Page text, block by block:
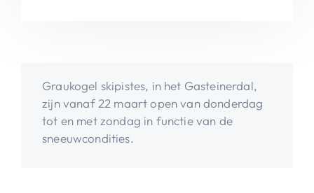
Graukogel skipistes, in het Gasteinerdal,
zijn vanaf 22 maart open van donderdag
tot en met zondag in functie van de
sneeuwcondities.